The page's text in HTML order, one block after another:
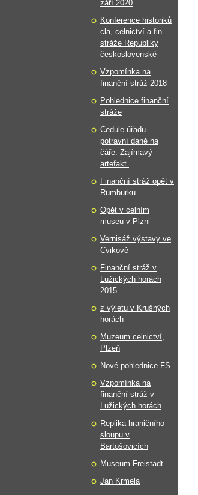
září 2020
Konference historiků
cla, celnictví a fin.
stráže Republiky
československé
Vzpomínka na
finanční stráž 2018
Pohlednice finanční
stráže
Cedule úřadu
potravní daně na
čáře. Zajímavý
artefakt.
Finanční stráž opět v
Rumburku
Opět v celním
museu v Plzni
Vernisáž výstavy ve
Cvikově
Finanční stráž v
Lužických horách
2015
z výletu v Krušných
horách
Muzeum celnictví,
Plzeň
Nové pohlednice FS
Vzpomínka na
finanční stráž v
Lužických horách
Replika hraničního
sloupu v
Bartošovicích
Museum Freistadt
Jan Krmela